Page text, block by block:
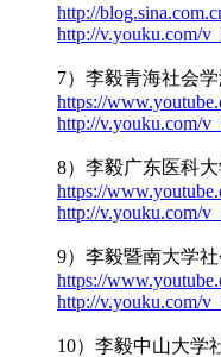
http://
http://v.youku.com/
7）李毅青海社会
https://
http://v.youku.com/
8）李毅广东医科
https://
http://v.youku.com/
9）李毅暨南大学
https://
http://v.youku.com/
10）李毅中山大学